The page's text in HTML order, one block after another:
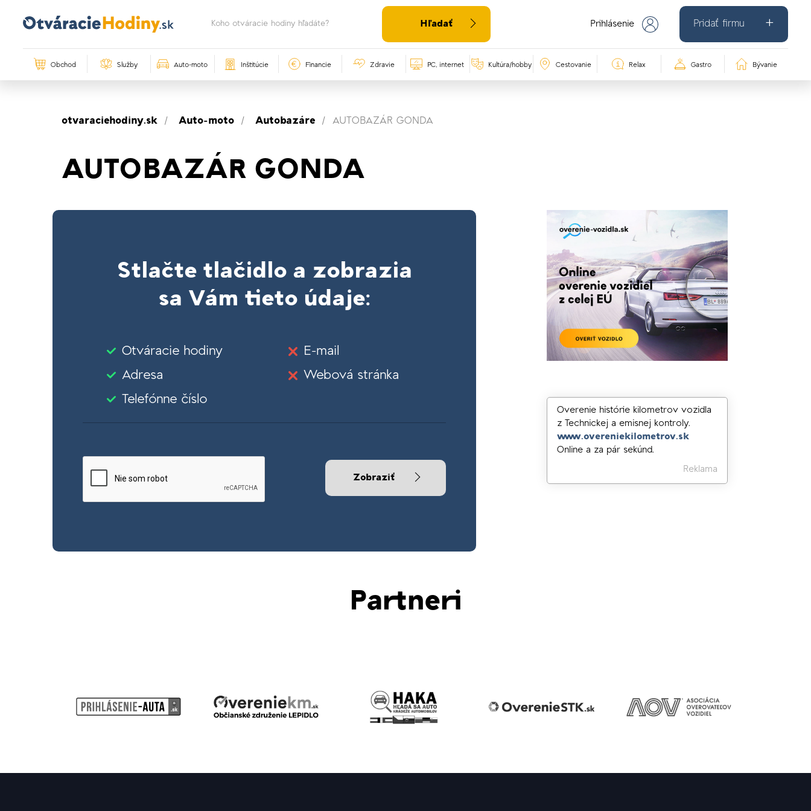
Hľadať Prihlásenie Pridať firmu
Obchod Služby Auto-moto Inštitúcie Financie Zdravie PC, internet Kultúra/hobby Cestovanie Relax Gastro Bývanie
otvaraciehodiny.sk Auto-moto Autobazáre AUTOBAZÁR GONDA
AUTOBAZÁR GONDA
Stlačte tlačidlo a zobrazia
sa Vám tieto údaje:
Otváracie hodiny
Adresa
Telefónne číslo
E-mail
Webová stránka
Zobraziť
Overenie histórie kilometrov vozidla
z Technickej a emisnej kontroly.
www.overeniekilometrov.sk
Online a za pár sekúnd.
Reklama
Partneri